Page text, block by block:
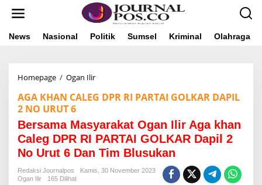
News Nasional Politik Sumsel Kriminal Olahraga
Homepage / Ogan Ilir
r
m
a
M
s
AGA KHAN CALEG DPR RI PARTAI GOLKAR DAPIL
2 NO URUT 6
Bersama Masyarakat Ogan Ilir Aga khan
Caleg DPR RI PARTAI GOLKAR Dapil 2
No Urut 6 Dan Tim Blusukan
Redaksi Journalpos
Kamis, 30 November 2023
Ogan Ilir
165 Dilihat